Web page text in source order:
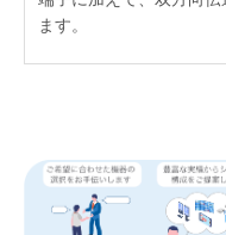
ます。